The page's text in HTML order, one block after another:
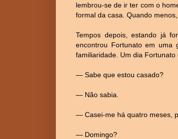
lembrou-se de ir ter com o
formal da casa. Quando
Tempos depois, estando já
encontrou Fortunato em uma
familiaridade. Um dia
— Sabe que estou casado?
— Não sabia.
— Casei-me há quatro meses,
— Domingo?